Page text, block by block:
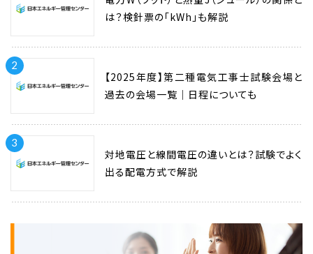
は？検針票の「kWh」も解説
2
【2025年度】第二種電気工事士試験会場と
過去の会場一覧｜日程についても
3
対地電圧と線間電圧の違いとは？試験でよく
出る配電方式で解説